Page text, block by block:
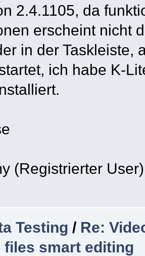
2.4.1105, da
erscheint nicht
in der Taskleiste,
ich habe K-
(Registrierter User)
Testing / Re:
files smart editing